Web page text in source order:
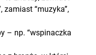
zamiast “muzyka”,
– np. “wspinaczka